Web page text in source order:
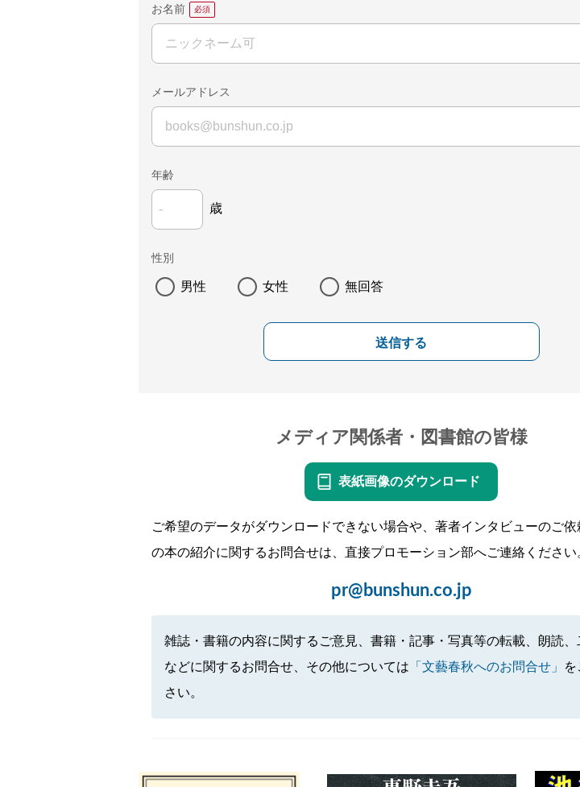
お名前
メールアドレス
年齢
歳
性別
男性 女性 無回答
送信する
メディア関係者・図書館の皆様
表紙画像のダウンロード
ご希望のデータがダウンロードできない場合や、著者インタビューのご
の本の紹介に関するお問合せは、直接プロモーション部へご連絡ください
pr@bunshun.co.jp
雑誌・書籍の内容に関するご意見、書籍・記事・写真等の転載、朗読、
などに関するお問合せ、その他については 「文藝春秋へのお問合せ」
さい。